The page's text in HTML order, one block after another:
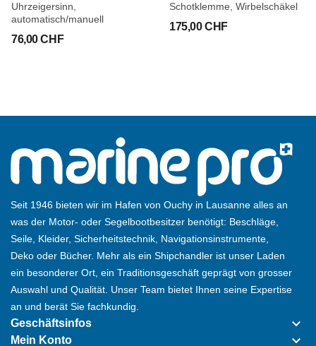
Uhrzeigersinn,
automatisch/manuell
76,00 CHF
Schotklemme, Wirbelschäkel
175,00 CHF
Seit 1946 bieten wir im Hafen von Ouchy in Lausanne alles an
was der Motor- oder Segelbootbesitzer benötigt: Beschläge,
Seile, Kleider, Sicherheitstechnik, Navigationsinstrumente,
Deko oder Bücher. Mehr als ein Shipchandler ist unser Laden
ein besonderer Ort, ein Traditionsgeschäft geprägt von grosser
Auswahl und Qualität. Unser Team bietet Ihnen seine Expertise
an und berät Sie fachkundig.
Geschäftsinfos keyboard_arrow_down
Mein Konto keyboard_arrow_down